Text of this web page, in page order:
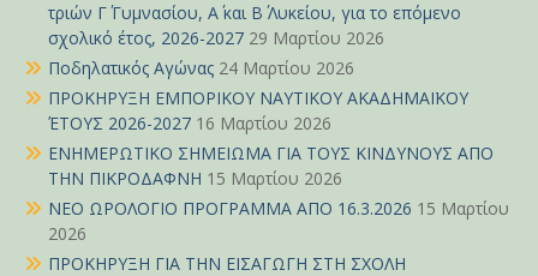
τριών Γ΄ Γυμνασίου, Α΄ και Β΄ Λυκείου, για το επόμενο
σχολικό έτος, 2026-2027 29 Μαρτίου 2026
Ποδηλατικός Αγώνας 24 Μαρτίου 2026
ΠΡΟΚΗΡΥΞΗ ΕΜΠΟΡΙΚΟΥ ΝΑΥΤΙΚΟΥ ΑΚΑΔΗΜΑΪΚΟΥ
ΈΤΟΥΣ 2026-2027 16 Μαρτίου 2026
ΕΝΗΜΕΡΩΤΙΚΟ ΣΗΜΕΙΩΜΑ ΓΙΑ ΤΟΥΣ ΚΙΝΔΥΝΟΥΣ ΑΠΟ
ΤΗΝ ΠΙΚΡΟΔΑΦΝΗ 15 Μαρτίου 2026
ΝΕΟ ΩΡΟΛΟΓΙΟ ΠΡΟΓΡΑΜΜΑ ΑΠΟ 16.3.2026 15 Μαρτίου
2026
ΠΡΟΚΗΡΥΞΗ ΓΙΑ ΤΗΝ ΕΙΣΑΓΩΓΗ ΣΤΗ ΣΧΟΛΗ